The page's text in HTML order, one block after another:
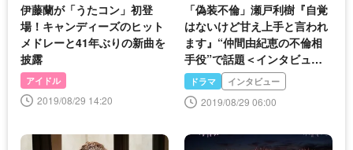
伊藤蘭が「うたコン」初登
場！キャンディーズのヒット
メドレーと41年ぶりの新曲を
披露
アイドル
2019/08/29 14:20
「偽装不倫」瀬戸利樹『自覚
はないけど甘え上手と言われ
ます』“仲間由紀恵の不倫相
手役”で話題＜インタビュー
＞ドラマ インタビュー
2019/08/29 06:00